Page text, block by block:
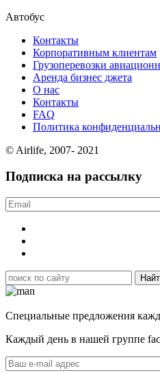
Автобус
Контакты
Корпоративным клиентам
Грузоперевозки
Аренда бизнес джета
О нас
Контакты
FAQ
Политика
© Airlife, 2007- 2021
Подписка на рассылку
Специальные предложения
Каждый день в нашей группе